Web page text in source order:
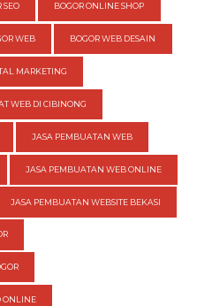
SEO BOGOR ONLINE SHOP
WEB BOGOR WEB DESAIN
MARKETING
WEB DI CIBINONG
JASA PEMBUATAN WEB
JASA PEMBUATAN WEB ONLINE
JASA PEMBUATAN WEBSITE BEKASI
ONLINE